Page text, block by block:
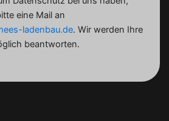
eine Mail an
ladenbau.de. Wir werden Ihre
beantworten.